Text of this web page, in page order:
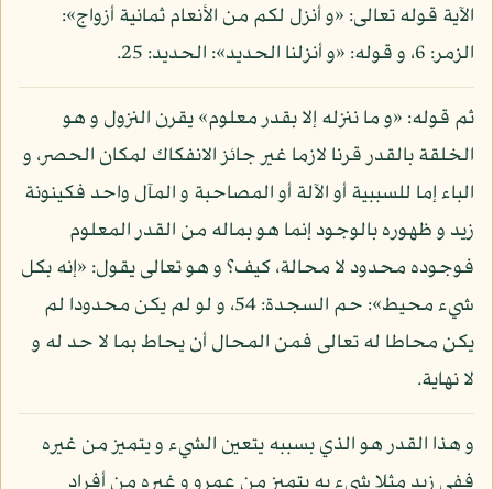
الآية قوله تعالى: «و أنزل لكم من الأنعام ثمانية أزواج»:
الزمر: 6، و قوله: «و أنزلنا الحديد»: الحديد: 25.
ثم قوله: «و ما ننزله إلا بقدر معلوم» يقرن النزول و هو
الخلقة بالقدر قرنا لازما غير جائز الانفكاك لمكان الحصر، و
الباء إما للسببية أو الآلة أو المصاحبة و المآل واحد فكينونة
زيد و ظهوره بالوجود إنما هو بماله من القدر المعلوم
فوجوده محدود لا محالة، كيف؟ و هو تعالى يقول: «إنه بكل
شيء محيط»: حم السجدة: 54، و لو لم يكن محدودا لم
يكن محاطا له تعالى فمن المحال أن يحاط بما لا حد له و
لا نهاية.
و هذا القدر هو الذي بسببه يتعين الشيء و يتميز من غيره
ففي زيد مثلا شيء به يتميز من عمرو و غيره من أفراد